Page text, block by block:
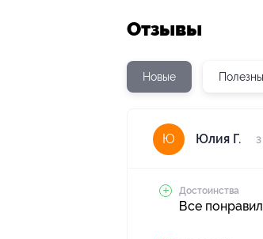
Отзывы
Новые
Ю Юлия Г. 3
Достоинства
Все